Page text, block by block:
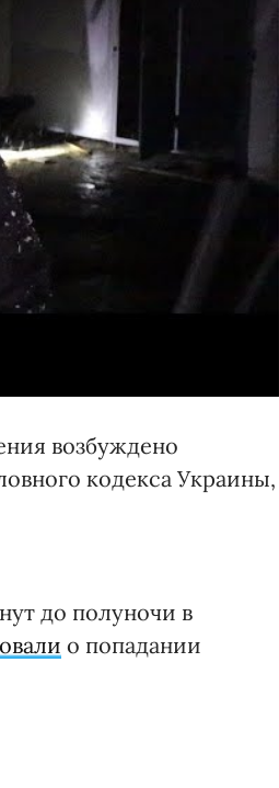
возбуждено
кодекса Украины,
до полуночи в
о попадании